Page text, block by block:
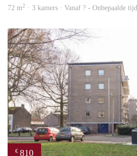
72 m2 · 3 kamers · Vanaf ? - Onbepaalde tijd
€ 810